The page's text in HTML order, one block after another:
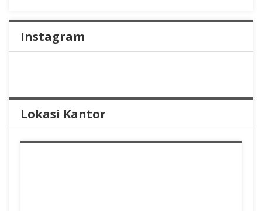
Instagram
Lokasi Kantor